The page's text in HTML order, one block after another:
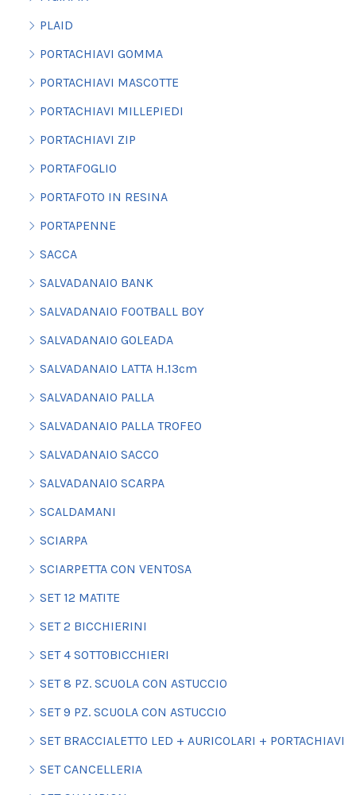
PLAID
PORTACHIAVI GOMMA
PORTACHIAVI MASCOTTE
PORTACHIAVI MILLEPIEDI
PORTACHIAVI ZIP
PORTAFOGLIO
PORTAFOTO IN RESINA
PORTAPENNE
SACCA
SALVADANAIO BANK
SALVADANAIO FOOTBALL BOY
SALVADANAIO GOLEADA
SALVADANAIO LATTA H.13cm
SALVADANAIO PALLA
SALVADANAIO PALLA TROFEO
SALVADANAIO SACCO
SALVADANAIO SCARPA
SCALDAMANI
SCIARPA
SCIARPETTA CON VENTOSA
SET 12 MATITE
SET 2 BICCHIERINI
SET 4 SOTTOBICCHIERI
SET 8 PZ. SCUOLA CON ASTUCCIO
SET 9 PZ. SCUOLA CON ASTUCCIO
SET BRACCIALETTO LED + AURICOLARI + PORTACHIAVI
SET CANCELLERIA